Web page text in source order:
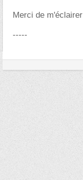
Merci de m'éclairer
-----